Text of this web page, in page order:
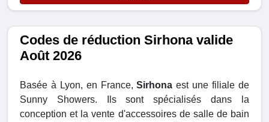
Codes de réduction Sirhona valide
Août 2026
Basée à Lyon, en France,Sirhona est une filiale de
Sunny Showers. Ils sont spécialisés dans la
conception et la vente d'accessoires de salle de bain